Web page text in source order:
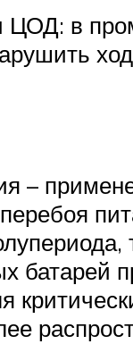
ЦОД: в
–
батарей